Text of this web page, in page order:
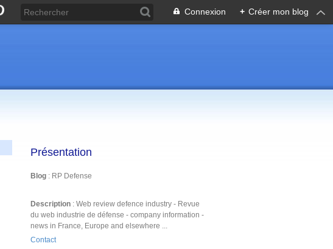
Connexion + Créer mon blog
Présentation
Blog : RP Defense
Description : Web review defence industry - Revue
du web industrie de défense - company information -
news in France, Europe and elsewhere ...
Contact